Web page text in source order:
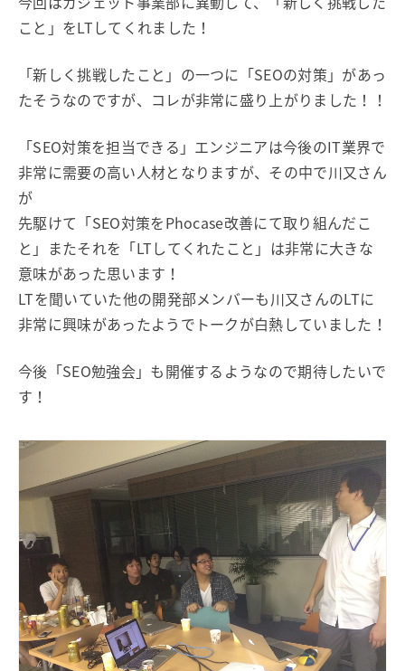
こと」をLTしてくれました！
「新しく挑戦したこと」の一つに「SEOの対策」があっ
たそうなのですが、コレが非常に盛り上がりました！！
「SEO対策を担当できる」エンジニアは今後のIT業界で
非常に需要の高い人材となりますが、その中で川又さん
が
先駆けて「SEO対策をPhocase改善にて取り組んだこ
と」またそれを「LTしてくれたこと」は非常に大きな
意味があった思います！
LTを聞いていた他の開発部メンバーも川又さんのLTに
非常に興味があったようでトークが白熱していました！
今後「SEO勉強会」も開催するようなので期待したいで
す！